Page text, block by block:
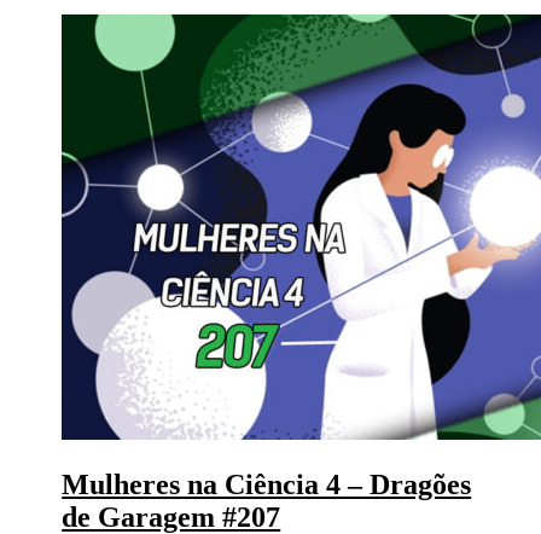
Mulheres na Ciência 4 – Dragões
de Garagem #207